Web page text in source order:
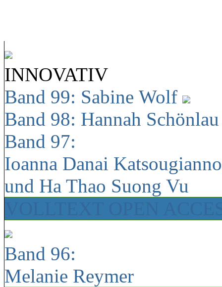
INNOVATIV
Band 99: Sabine Wolf
Band 98: Hannah
Band 97:
Ioanna Danai
und Ha Thao Suong Vu
Band 96:
Melanie Reymer